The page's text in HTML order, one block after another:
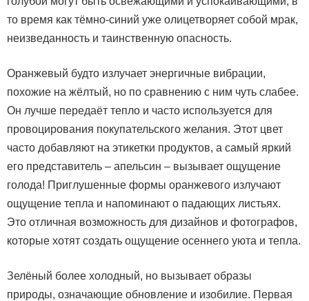
то время как тёмно-синий уже олицетворяет собой мрак,
неизведанность и таинственную опасность.
Оранжевый будто излучает энергичные вибрации,
похожие на жёлтый, но по сравнению с ним чуть слабее.
Он лучше передаёт тепло и часто используется для
провоцирования покупательского желания. Этот цвет
часто добавляют на этикетки продуктов, а самый яркий
его представитель – апельсин – вызывает ощущение
голода! Приглушенные формы оранжевого излучают
ощущение тепла и напоминают о падающих листьях.
Это отличная возможность для дизайнов и фотографов,
которые хотят создать ощущение осеннего уюта и тепла.
Зелёный более холодный, но вызывает образы
природы, означающие обновление и изобилие. Первая